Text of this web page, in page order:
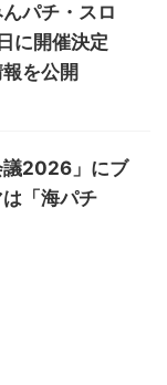
パチ・スロ
に開催決定
を公開
議2026」にブ
「海パチ